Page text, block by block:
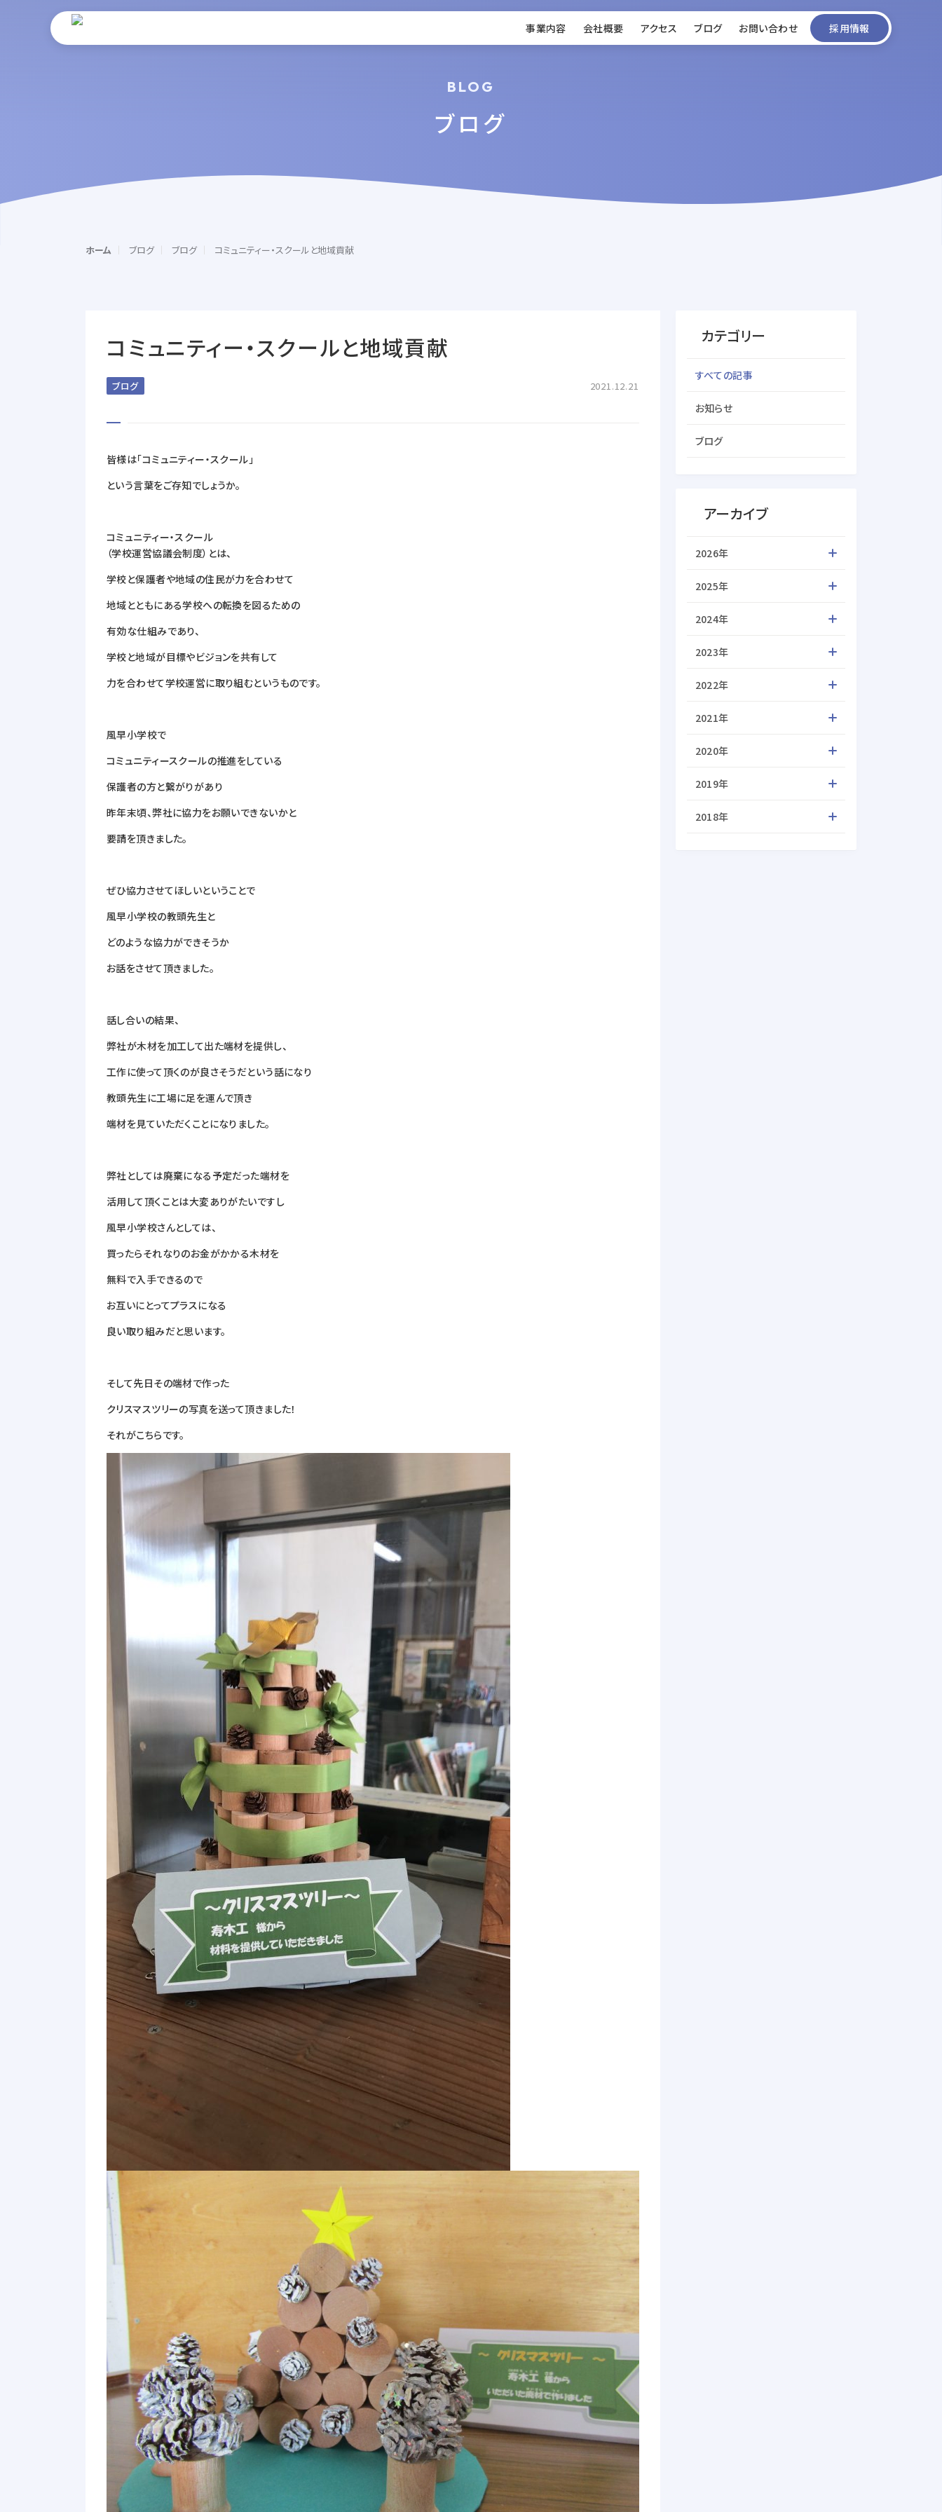
事業内容 会社概要 アクセス ブログ お問い合わせ 採用情報
BLOG
ブログ
ホーム ブログ ブログ コミュニティー・スクールと地域貢献
コミュニティー・スクールと地域貢献
ブログ 2021.12.21
皆様は「コミュニティー・スクール」
という言葉をご存知でしょうか。
コミュニティー・スクール
（学校運営協議会制度）とは、
学校と保護者や地域の住民が力を合わせて
地域とともにある学校への転換を図るための
有効な仕組みであり、
学校と地域が目標やビジョンを共有して
力を合わせて学校運営に取り組むというものです。
風早小学校で
コミュニティースクールの推進をしている
保護者の方と繋がりがあり
昨年末頃、弊社に協力をお願いできないかと
要請を頂きました。
ぜひ協力させてほしいということで
風早小学校の教頭先生と
どのような協力ができそうか
お話をさせて頂きました。
話し合いの結果、
弊社が木材を加工して出た端材を提供し、
工作に使って頂くのが良さそうだという話になり
教頭先生に工場に足を運んで頂き
端材を見ていただくことになりました。
弊社としては廃棄になる予定だった端材を
活用して頂くことは大変ありがたいですし
風早小学校さんとしては、
買ったらそれなりのお金がかかる木材を
無料で入手できるので
お互いにとってプラスになる
良い取り組みだと思います。
そして先日その端材で作った
クリスマスツリーの写真を送って頂きました！
それがこちらです。
カテゴリー
すべての記事
お知らせ
ブログ
アーカイブ
2026年
2025年
2024年
2023年
2022年
2021年
2020年
2019年
2018年